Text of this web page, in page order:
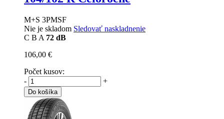
M+S 3PMSF
Nie je skladom Sledovať naskladnenie
C B A 72 dB
106,00 €
Počet kusov:
-
+
Do košíka